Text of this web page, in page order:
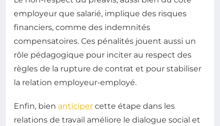
employeur que salarié, implique des risques
financiers, comme des indemnités
compensatoires. Ces pénalités jouent aussi un
rôle pédagogique pour inciter au respect des
règles de la rupture de contrat et pour stabiliser
la relation employeur-employé.
Enfin, bien anticiper cette étape dans les
relations de travail améliore le dialogue social et